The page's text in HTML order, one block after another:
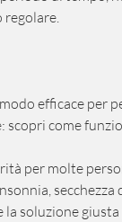
regolare.
efficace per
scopri come
per molte
la soluzione